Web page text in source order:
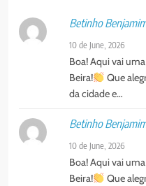
Betinho
10 de June, 2026
Boa! Aqui vai
Beira!
Que
da cidade e…
Betinho
10 de June, 2026
Boa! Aqui vai
Beira!
Que